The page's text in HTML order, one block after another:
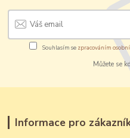
Souhlasím se zpracováním
Můžete se
Informace pro